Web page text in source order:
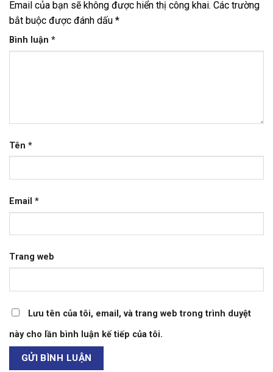
Email của bạn sẽ không được hiển thị công khai. Các trường
bắt buộc được đánh dấu *
Bình luận *
Tên *
Email *
Trang web
Lưu tên của tôi, email, và trang web trong trình duyệt
này cho lần bình luận kế tiếp của tôi.